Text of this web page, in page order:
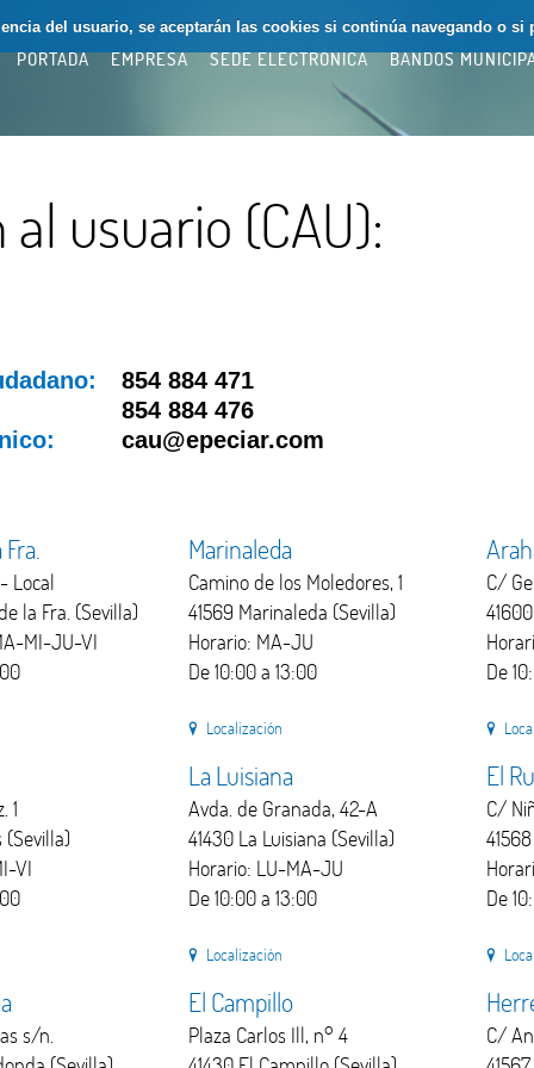
del usuario, se aceptarán las cookies si continúa navegando o si
PORTADA EMPRESA SEDE ELECTRÓNICA BANDOS
usuario (CAU):
854 884 471
854 884 476
cau@epeciar.com
Local
la Fra. (Sevilla)
MI-JU-VI
Marinaleda
Camino de los Moledores, 1
41569 Marinaleda (Sevilla)
Horario: MA-JU
De 10:00 a 13:00
Localización
C/
De
1
(Sevilla)
VI
La Luisiana
Avda. de Granada, 42-A
41430 La Luisiana (Sevilla)
Horario: LU-MA-JU
De 10:00 a 13:00
Localización
El
C/
De
s/n.
El Campillo
Plaza Carlos Ill, n° 4
C/